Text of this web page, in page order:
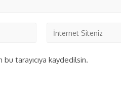
tarayıcıya kaydedilsin.